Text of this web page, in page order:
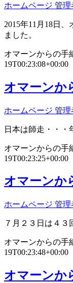
ホームページ 管理
2015年11月18日
ました。
オマーンからの手
19T00:23:08+00:00
オマーンか
ホームページ 管理
日本は師走・・・
オマーンからの手
19T00:23:25+00:00
オマーンか
ホームページ 管理
７月２３日は４３
オマーンからの手
19T00:23:48+00:00
オマーンか